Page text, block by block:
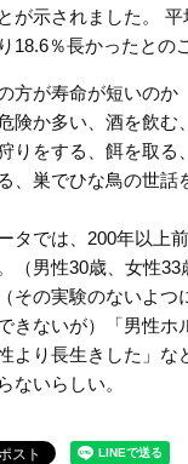
が示されました。
18.6％長かったとの
方が寿命が短いのか
険か多い、酒を飲む
りをする、餌を取る
、巣でひな鳥の世話
タでは、200年以上
（男性30歳、女性33
その実験のないよつ
きないが）「男性ホ
より長生きした」な
ないらしい。